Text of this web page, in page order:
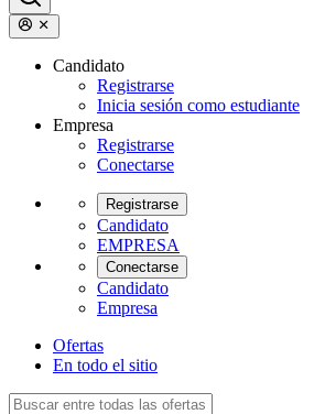
Candidato
Registrarse
Inicia sesión como estudiante
Empresa
Registrarse
Conectarse
Registrarse
Candidato
EMPRESA
Conectarse
Candidato
Empresa
Ofertas
En todo el sitio